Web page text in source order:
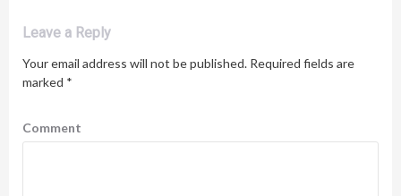
Leave a Reply
Your email address will not be published. Required fields are
marked *
Comment